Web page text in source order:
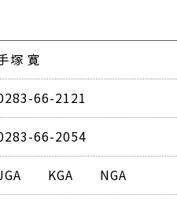
塚 寛
66-2121
66-2054
KGA NGA